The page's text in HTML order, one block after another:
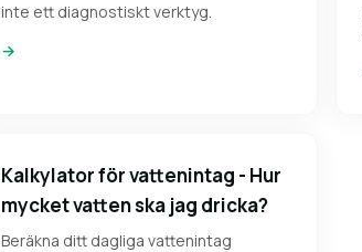
inte ett diagnostiskt verktyg.
→
Kalkylator för vattenintag - Hur
mycket vatten ska jag dricka?
Beräkna ditt dagliga vattenintag